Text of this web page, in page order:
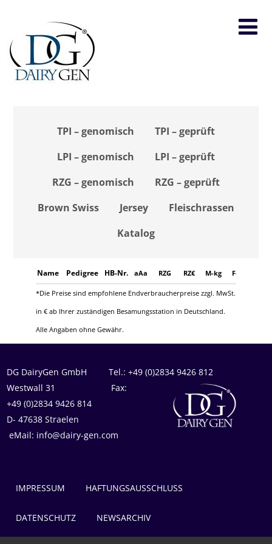
TPI – genomisch
TPI – geprüft
LPI – genomisch
LPI – geprüft
RZG – genomisch
RZG – geprüft
Brown Swiss
Jersey
Fleischrassen
Katalog
Name Pedigree HB-Nr. aAa RZG RZ€ M-kg F-%
*Die Preise sind empfohlene Endverbraucherpreise zzgl. MwSt.
in € ab Ihrer zuständigen Besamungsstation in Deutschland.
Alle Angaben ohne Gewähr.
DG DairyGen GmbH Tel.: +49 (0)2834 9426 812
Westwall 31 Fax:
+49 (0)2834 9426 814
D- 47638 Straelen
eMail: info@dairy-gen.com
IMPRESSUM HAFTUNGSAUSSCHLUSS
DATENSCHUTZ NEWSARCHIV